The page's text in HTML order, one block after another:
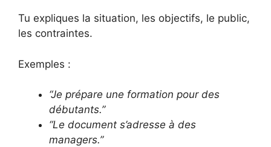
Tu expliques la situation, les objectifs, le public,
les contraintes.
Exemples :
“Je prépare une formation pour des
débutants.”
“Le document s’adresse à des
managers.”